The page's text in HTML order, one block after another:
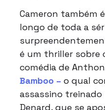
Cameron também
longo de toda a
é um thriller sobre
comédia de
Bamboo – o qual
assassino treinado
Denard, que se